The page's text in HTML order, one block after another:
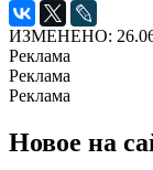
ИЗМЕНЕНО:
Реклама
Реклама
Реклама
Новое на